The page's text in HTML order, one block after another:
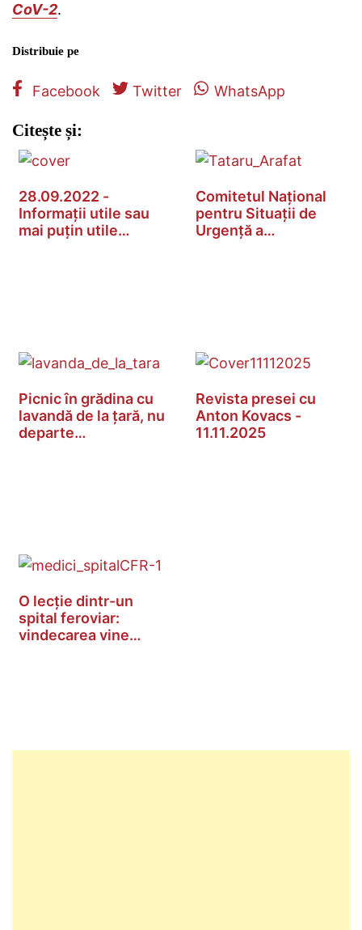
CoV-2.
Distribuie pe
Facebook Twitter WhatsApp
Citește și:
28.09.2022 -
Informații utile sau
mai puțin utile…
Comitetul Național
pentru Situaţii de
Urgenţă a…
Picnic în grădina cu
lavandă de la țară, nu
departe…
Revista presei cu
Anton Kovacs -
11.11.2025
O lecție dintr-un
spital feroviar:
vindecarea vine…